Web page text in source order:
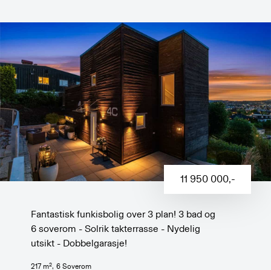
11 950 000,-
Fantastisk funkisbolig over 3 plan! 3 bad og
6 soverom - Solrik takterrasse - Nydelig
utsikt - Dobbelgarasje!
217 m2, 6Soverom